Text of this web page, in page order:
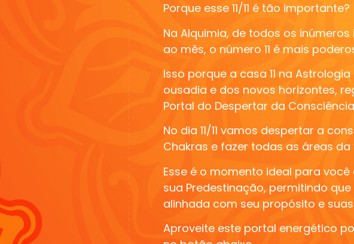
Porque esse 11/11 é tão importante?
Na Alquimia, de todos os
ao mês, o número 11 é mais
Isso porque a casa 11 na
ousadia e dos novos horizontes,
Portal do Despertar da Consciência
No dia 11/11 vamos despertar a
Chakras e fazer todas as áreas
Esse é o momento ideal para
sua Predestinação, permitindo
alinhada com seu propósito e
Aproveite este portal energético